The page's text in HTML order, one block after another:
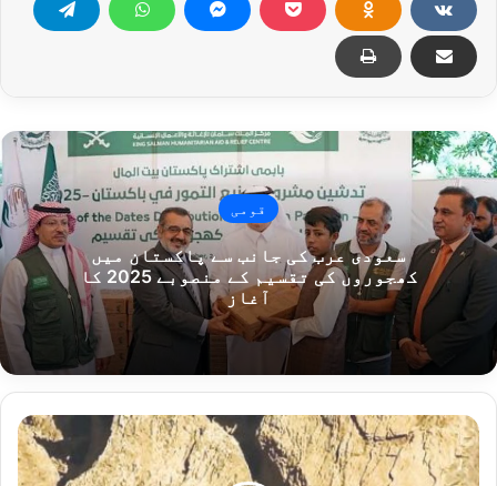
قومی
سعودی عرب کی جانب سے پاکستان میں
کھجوروں کی تقسیم کے منصوبے 2025 کا
آغاز
چلتان
پہاڑی
سلسلے